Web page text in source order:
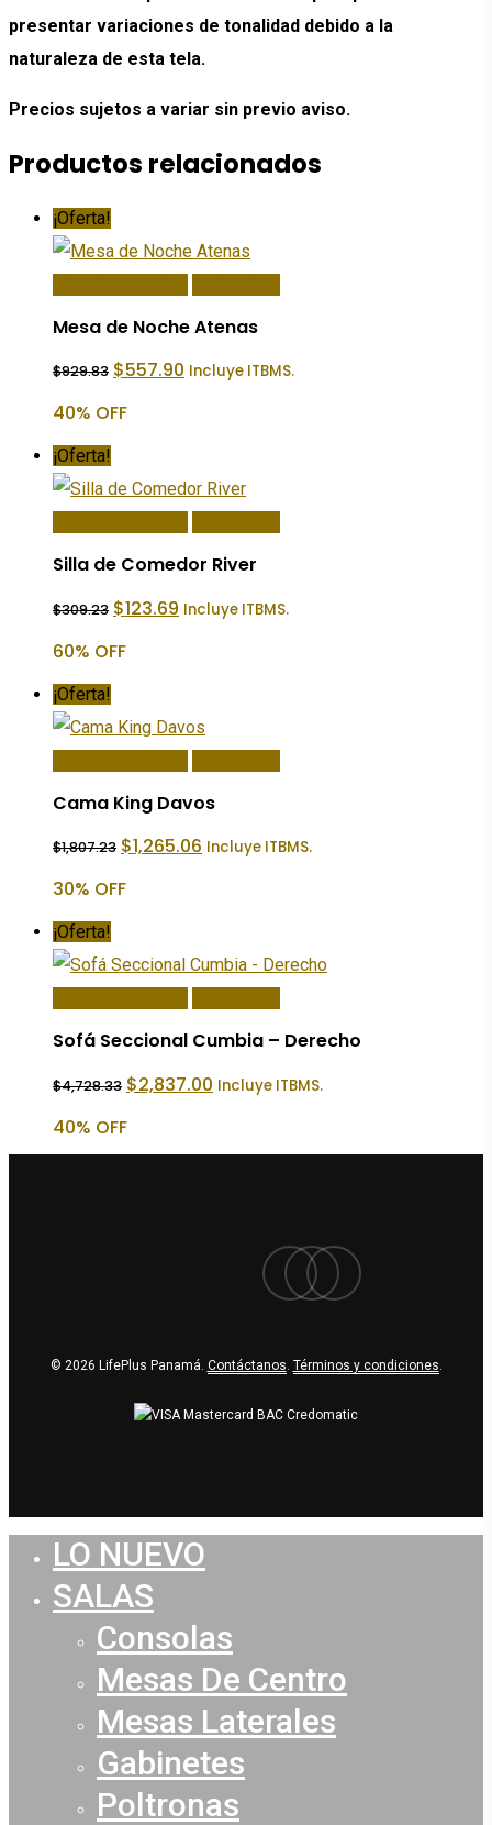
presentar variaciones de tonalidad debido a la
naturaleza de esta tela.
Precios sujetos a variar sin previo aviso.
Productos relacionados
¡Oferta!
Mesa de Noche Atenas
$929.83 El
precio
era:
$557.90 El
precio
Incluye ITBMS.
40% OFF
¡Oferta!
Silla de Comedor River
$309.23 El
precio
era:
$123.69 El
precio
Incluye ITBMS.
60% OFF
¡Oferta!
Cama King Davos
$1,807.23 El
precio
era:
$1,265.06 El
precio
Incluye ITBMS.
30% OFF
¡Oferta!
Sofá Seccional Cumbia – Derecho
$4,728.33 El
precio
era:
$2,837.00 El
precio
Incluye ITBMS.
40% OFF
facebook
youtube
instagram
© 2026 LifePlus Panamá. Contáctanos Términos y condiciones
LO NUEVO
SALAS
Consolas
Mesas De Centro
Mesas Laterales
Gabinetes
Poltronas